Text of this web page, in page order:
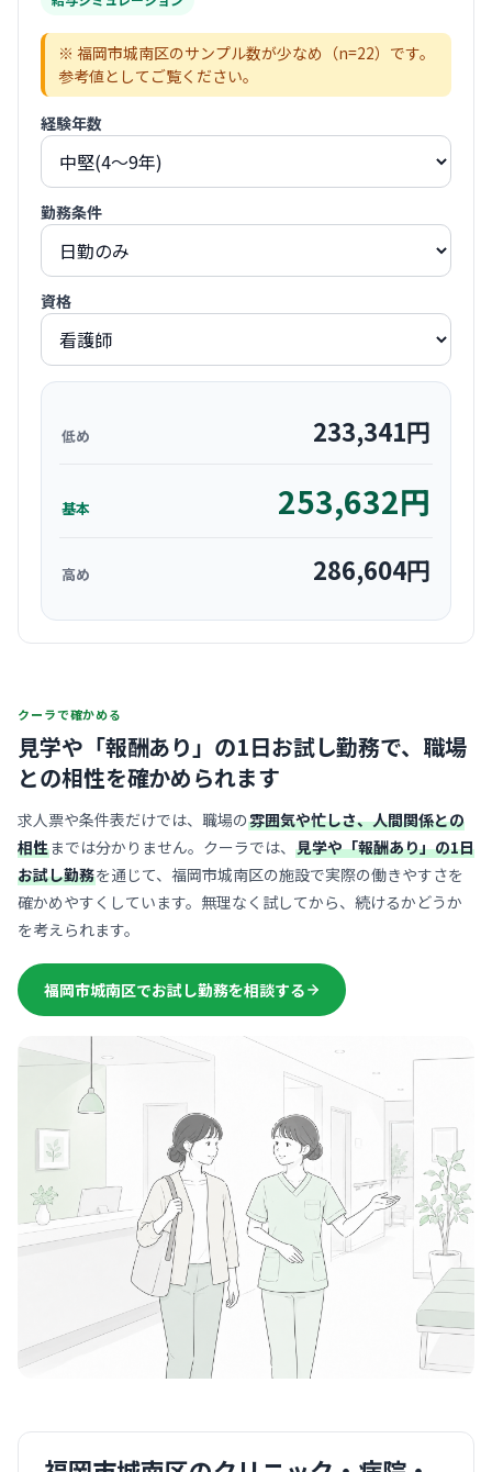
※ 福岡市城南区のサンプル数が少なめ（n=22）です。
参考値としてご覧ください。
経験年数
勤務条件
資格
低め 233,341円
基本 253,632円
高め 286,604円
クーラで確かめる
見学や「報酬あり」の1日お試し勤務で、 職場
との相性を確かめられます
求人票や条件表だけでは、職場の雰囲気や忙しさ、人間関係との
相性までは分かりません。クーラでは、 見学や「報酬あり」の1日
お試し勤務を通じて、福岡市城南区の施設で実際の働きやすさを
確かめやすくしています。無理なく試してから、続けるかどうか
を考えられます。
福岡市城南区でお試し勤務を相談する